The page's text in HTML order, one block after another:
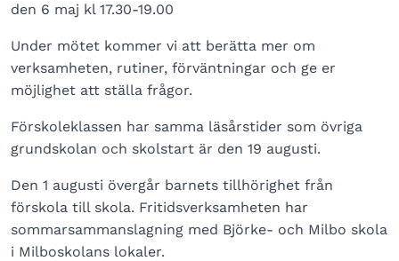
den 6 maj kl 17.30-19.00
Under mötet kommer vi att berätta mer om
verksamheten, rutiner, förväntningar och ge er
möjlighet att ställa frågor.
Förskoleklassen har samma läsårstider som övriga
grundskolan och skolstart är den 19 augusti.
Den 1 augusti övergår barnets tillhörighet från
förskola till skola. Fritidsverksamheten har
sommarsammanslagning med Björke- och Milbo skola
i Milboskolans lokaler.